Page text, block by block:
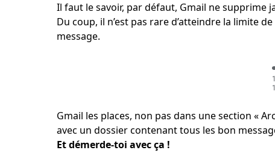
Il faut le savoir, par défaut, Gmail ne supprime
Du coup, il n’est pas rare d’atteindre la limite
message.
Gmail les places, non pas dans une section «
avec un dossier contenant tous les bon
Et démerde-toi avec ça !